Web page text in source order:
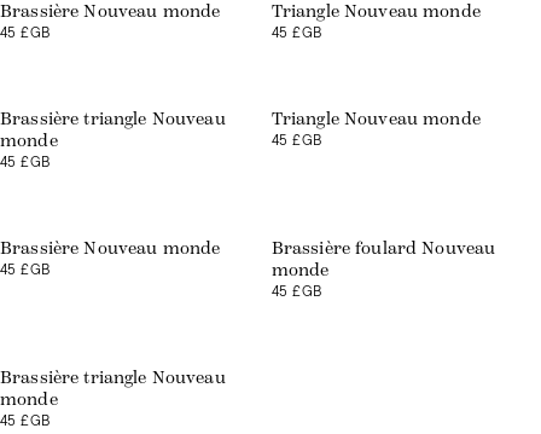
Brassière Nouveau monde
45 £GB
Triangle Nouveau monde
45 £GB
Brassière triangle Nouveau
monde
45 £GB
Triangle Nouveau monde
45 £GB
Brassière Nouveau monde
45 £GB
Brassière foulard Nouveau
monde
45 £GB
Brassière triangle Nouveau
monde
45 £GB